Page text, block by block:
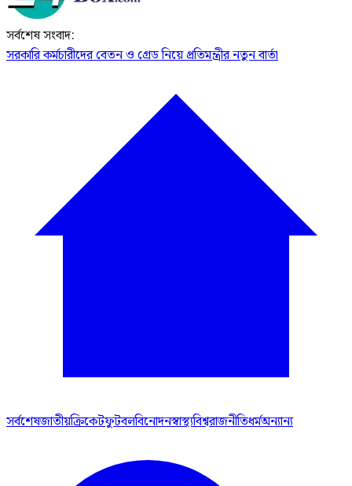
সর্বশেষ সংবাদ:
সরকারি কর্মচারীদের বেতন ও গ্রেড নিয়ে প্রতিমন্ত্রীর নতুন বার্তা
সর্বশেষজাতীয়ক্রিকেটফুটবলবিনোদনস্বাস্থ্যবিশ্বরাজনীতিধর্মঅন্যান্য